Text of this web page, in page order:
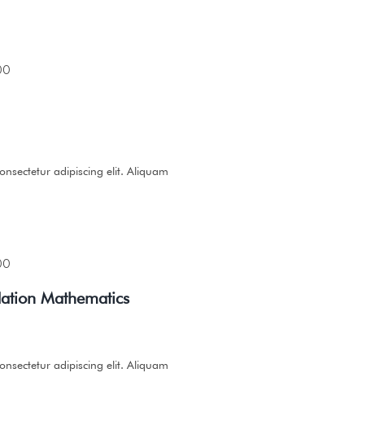
adipiscing elit. Aliquam
Mathematics
adipiscing elit. Aliquam